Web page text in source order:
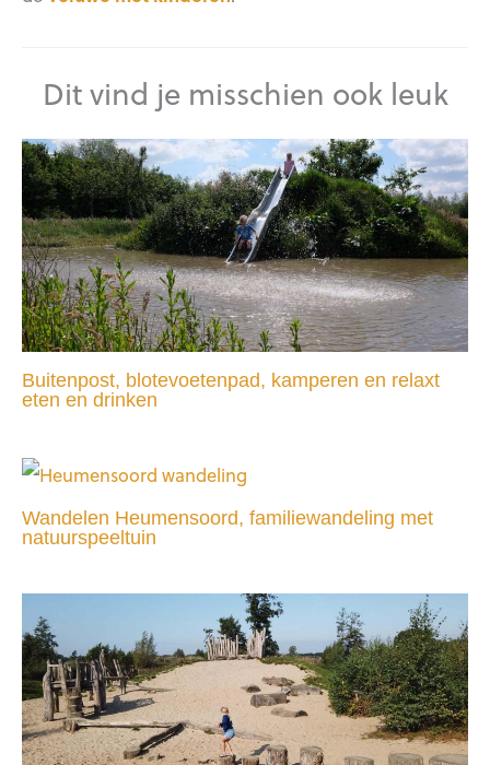
Dit vind je misschien ook leuk
Buitenpost, blotevoetenpad, kamperen en relaxt
eten en drinken
Wandelen Heumensoord, familiewandeling met
natuurspeeltuin